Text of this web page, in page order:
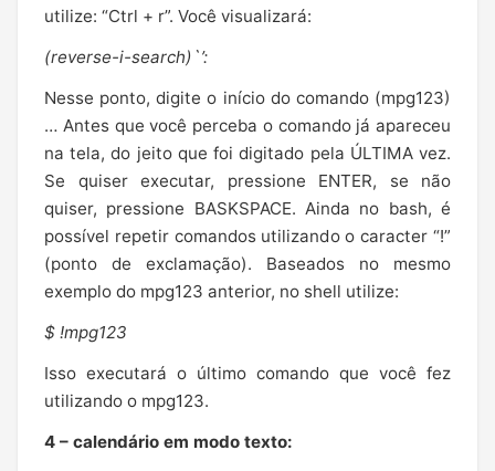
utilize: “Ctrl + r”. Você visualizará:
(reverse-i-search)`’:
Nesse ponto, digite o início do comando (mpg123)
… Antes que você perceba o comando já apareceu
na tela, do jeito que foi digitado pela ÚLTIMA vez.
Se quiser executar, pressione ENTER, se não
quiser, pressione BASKSPACE. Ainda no bash, é
possível repetir comandos utilizando o caracter “!”
(ponto de exclamação). Baseados no mesmo
exemplo do mpg123 anterior, no shell utilize:
$ !mpg123
Isso executará o último comando que você fez
utilizando o mpg123.
4 – calendário em modo texto: